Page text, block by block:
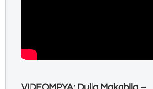
VIDEOMPYA: Dulla Makabila –